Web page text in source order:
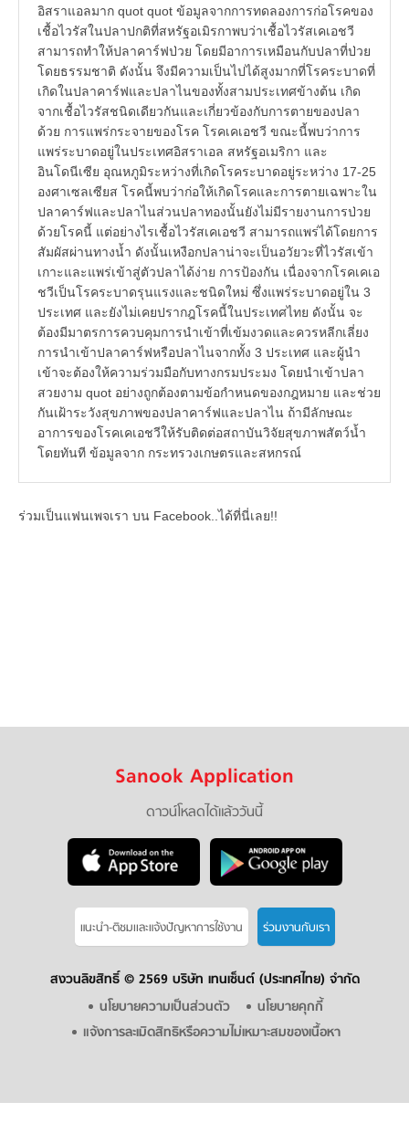
อิสราแอลมาก quot quot ข้อมูลจากการทดลองการก่อโรคของ
เชื้อไวรัสในปลาปกติที่สหรัฐอเมิรกาพบว่าเชื้อไวรัสเคเอชวี
สามารถทำให้ปลาคาร์ฟป่วย โดยมีอาการเหมือนกับปลาที่ป่วย
โดยธรรมชาติ ดังนั้น จึงมีความเป็นไปได้สูงมากที่โรคระบาดที่
เกิดในปลาคาร์ฟและปลาไนของทั้งสามประเทศข้างต้น เกิด
จากเชื้อไวรัสชนิดเดียวกันและเกี่ยวข้องกับการตายของปลา
ด้วย การแพร่กระจายของโรค โรคเคเอชวี ขณะนี้พบว่าการ
แพร่ระบาดอยู่ในประเทศอิสราเอล สหรัฐอเมริกา และ
อินโดนีเซีย อุณหภูมิระหว่างที่เกิดโรคระบาดอยู่ระหว่าง 17-25
องศาเซลเซียส โรคนี้พบว่าก่อให้เกิดโรคและการตายเฉพาะใน
ปลาคาร์ฟและปลาไนส่วนปลาทองนั้นยังไม่มีรายงานการป่วย
ด้วยโรคนี้ แต่อย่างไรเชื้อไวรัสเคเอชวี สามารถแพร่ได้โดยการ
สัมผัสผ่านทางน้ำ ดังนั้นเหงือกปลาน่าจะเป็นอวัยวะที่ไวรัสเข้า
เกาะและแพร่เข้าสู่ตัวปลาได้ง่าย การป้องกัน เนื่องจากโรคเคเอ
ชวีเป็นโรคระบาดรุนแรงและชนิดใหม่ ซึ่งแพร่ระบาดอยู่ใน 3
ประเทศ และยังไม่เคยปรากฎโรคนี้ในประเทศไทย ดังนั้น จะ
ต้องมีมาตรการควบคุมการนำเข้าที่เข้มงวดและควรหลีกเลี่ยง
การนำเข้าปลาคาร์ฟหรือปลาไนจากทั้ง 3 ประเทศ และผู้นำ
เข้าจะต้องให้ความร่วมมือกับทางกรมประมง โดยนำเข้าปลา
สวยงาม quot อย่างถูกต้องตามข้อกำหนดของกฎหมาย และช่วย
กันเฝ้าระวังสุขภาพของปลาคาร์ฟและปลาไน ถ้ามีลักษณะ
อาการของโรคเคเอชวีให้รับติดต่อสถาบันวิจัยสุขภาพสัตว์น้ำ
โดยทันที ข้อมูลจาก กระทรวงเกษตรและสหกรณ์
ร่วมเป็นแฟนเพจเรา บน Facebook..ได้ที่นี่เลย!!
Sanook Application
ดาวน์โหลดได้แล้ววันนี้
แนะนำ-ติชมเเละแจ้งปัญหาการใช้งาน ร่วมงานกับเรา
สงวนลิขสิทธิ์ © 2569 บริษัท เทนเซ็นต์ (ประเทศไทย) จำกัด
นโยบายความเป็นส่วนตัว
นโยบายคุกกี้
แจ้งการละเมิดสิทธิหรือความไม่เหมาะสมของเนื้อหา